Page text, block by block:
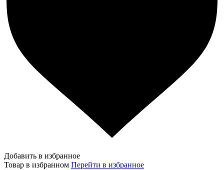
Добавить в избранное
Товар в избранном Перейти в избранное